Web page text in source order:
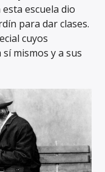
escuela dio
para dar clases.
cuyos
mismos y a sus